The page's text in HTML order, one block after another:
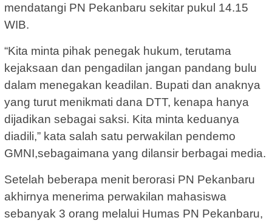
mendatangi PN Pekanbaru sekitar pukul 14.15
WIB.
“Kita minta pihak penegak hukum, terutama
kejaksaan dan pengadilan jangan pandang bulu
dalam menegakan keadilan. Bupati dan anaknya
yang turut menikmati dana DTT, kenapa hanya
dijadikan sebagai saksi. Kita minta keduanya
diadili,” kata salah satu perwakilan pendemo
GMNI,sebagaimana yang dilansir berbagai media.
Setelah beberapa menit berorasi PN Pekanbaru
akhirnya menerima perwakilan mahasiswa
sebanyak 3 orang melalui Humas PN Pekanbaru,